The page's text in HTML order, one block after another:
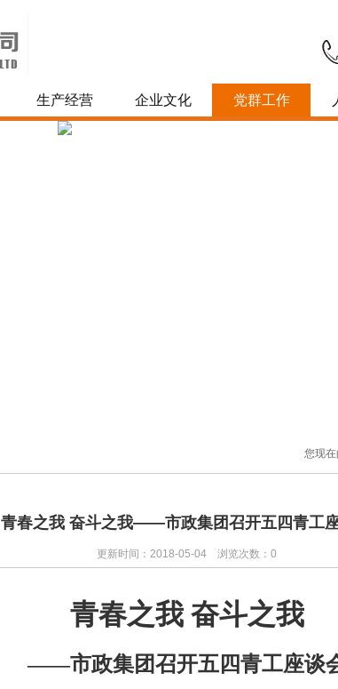
生产经营 企业文化 党群工作
您现在
青春之我 奋斗之我——市政集团召开五四青工
更新时间：2018-05-04 浏览次数： 0
青春之我 奋斗之我
——市政集团召开五四青工座谈